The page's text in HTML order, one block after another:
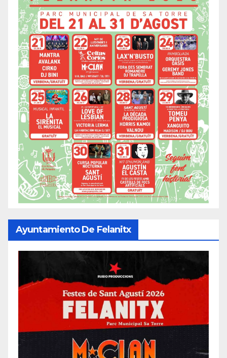
Ayuntamiento De Felanitx